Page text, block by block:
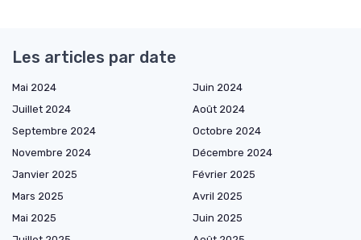
Les articles par date
Mai 2024
Juin 2024
Juillet 2024
Août 2024
Septembre 2024
Octobre 2024
Novembre 2024
Décembre 2024
Janvier 2025
Février 2025
Mars 2025
Avril 2025
Mai 2025
Juin 2025